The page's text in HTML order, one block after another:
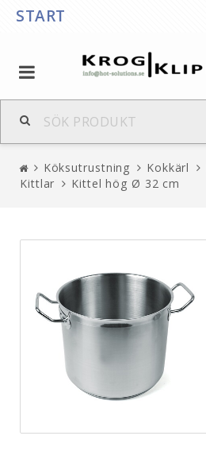
START
Köksutrustning Kokkärl
Kittlar
Kittel hög Ø 32 cm